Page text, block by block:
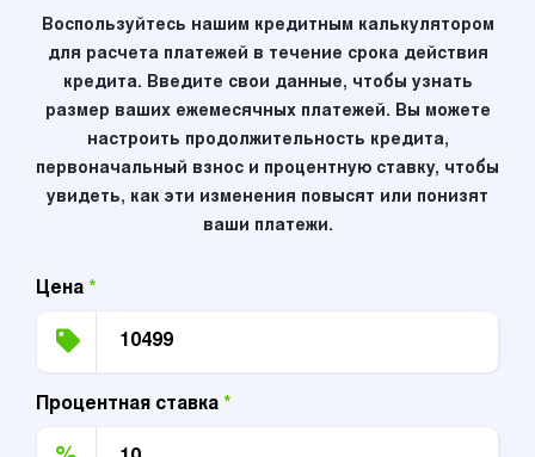
Воспользуйтесь нашим кредитным калькулятором
для расчета платежей в течение срока действия
кредита. Введите свои данные, чтобы узнать
размер ваших ежемесячных платежей. Вы можете
настроить продолжительность кредита,
первоначальный взнос и процентную ставку, чтобы
увидеть, как эти изменения повысят или понизят
ваши платежи.
Цена *
Процентная ставка *